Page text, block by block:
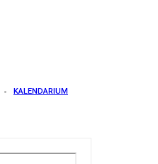
KALENDARIUM